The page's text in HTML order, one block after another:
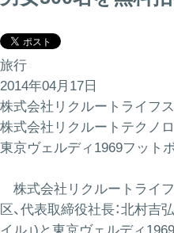
旅行
2014年04月17日
株式会社リクルートライフ
株式会社リクルートテクノ
東京ヴェルディ1969フット
株式会社リクルートライフ
区、代表取締役社長：北村吉